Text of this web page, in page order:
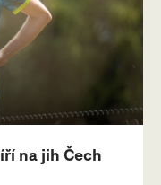
na jih Čech